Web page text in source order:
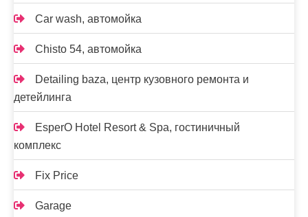
Car wash, автомойка
Chisto 54, автомойка
Detailing baza, центр кузовного ремонта и
детейлинга
EsperO Hotel Resort & Spa, гостиничный
комплекс
Fix Price
Garage